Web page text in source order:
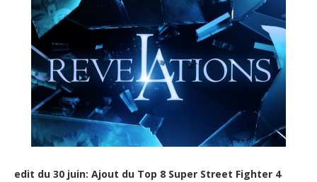
edit du 30 juin: Ajout du Top 8 Super Street Fighter 4